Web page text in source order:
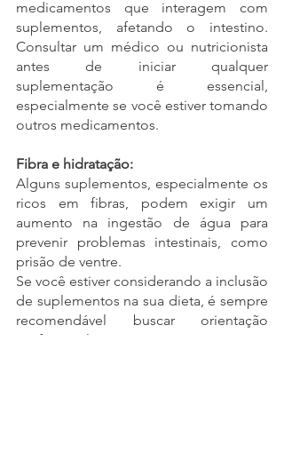
medicamentos que interagem com
suplementos, afetando o intestino.
Consultar um médico ou nutricionista
antes de iniciar qualquer
suplementação é essencial,
especialmente se você estiver tomando
outros medicamentos.
Fibra e hidratação:
Alguns suplementos, especialmente os
ricos em fibras, podem exigir um
aumento na ingestão de água para
prevenir problemas intestinais, como
prisão de ventre.
Se você estiver considerando a inclusão
de suplementos na sua dieta, é sempre
recomendável buscar orientação
profissional para garantir que seja